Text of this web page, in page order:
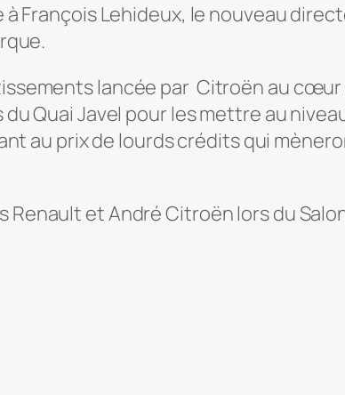
François Lehideux, le nouveau
lancée par Citroën au
Quai Javel pour les mettre au
au prix de lourds crédits qui
et André Citroën lors du